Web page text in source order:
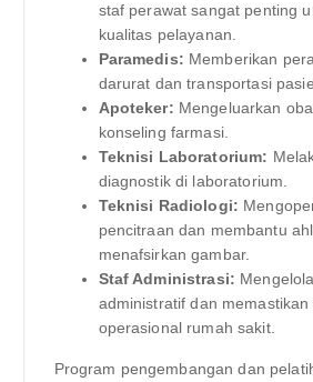
staf perawat sangat penting
kualitas pelayanan.
Paramedis: Memberikan
darurat dan transportasi
Apoteker: Mengeluarkan
konseling farmasi.
Teknisi Laboratorium:
diagnostik di laboratorium.
Teknisi Radiologi:
pencitraan dan membantu
menafsirkan gambar.
Staf Administrasi:
administratif dan memastikan
operasional rumah sakit.
Program pengembangan dan